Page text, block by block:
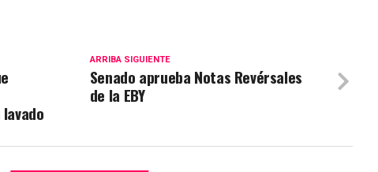
ARRIBA SIGUIENTE
Senado aprueba Notas Revérsales
de la EBY